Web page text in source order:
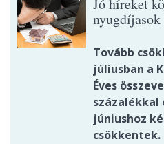
Jó híreket
Tovább
júliusban a
Éves
százalékkal
júniushoz
csökkentek.